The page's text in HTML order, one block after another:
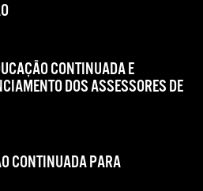
CONTINUADA E
DOS ASSESSORES DE
CONTINUADA PARA